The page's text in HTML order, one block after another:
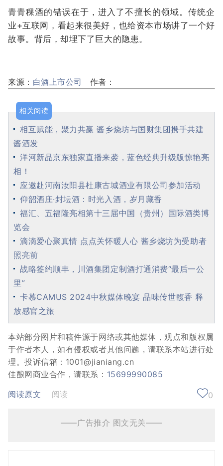
青青稞酒的错误在于，进入了不擅长的领域。传统企
业+互联网，看起来很美好，也给资本市场讲了一个好
故事。背后，却埋下了巨大的隐患。
来源： 白酒上市公司 作者：
相关阅读
相互赋能，聚力共赢 酱乡烧坊与国财集团携手共建
酱酒发
洋河新品京东独家直播来袭，蓝色经典升级版惊艳亮
相！
应邀赴河南汝阳县杜康古城酒业有限公司参加活动
仰韶酒庄·封坛酒：时光入酒，岁月藏香
福汇、五福隆亮相第十三届中国（贵州）国际酒类博
览会
滴滴爱心聚真情 点点关怀暖人心 酱乡烧坊为受助者
照亮前
战略签约顺丰，川酒集团定制酒打通消费“最后一公
里”
卡慕CAMUS 2024中秋媒体晚宴 品味传世馥香 释
放感官之旅
本站部分图片和稿件源于网络或其他媒体，观点和版权属
于作者本人，如有侵权或者其他问题，请联系本站进行处
理。投诉信箱：1001@jianiang.cn
佳酿网商业合作，请联系： 15699990085
阅读原文
阅读 0
——广告推介 图文无关——